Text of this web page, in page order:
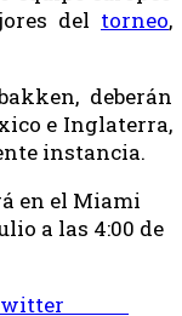
del torneo,
deberán
e Inglaterra,
instancia.
en el Miami
a las 4:00 de